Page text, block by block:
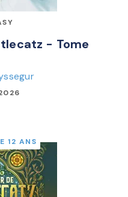
- Tome
12 ANS